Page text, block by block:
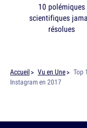
10 polémiques
scientifiques
résolues
Accueil Vu en Une
Top
Instagram en 2017